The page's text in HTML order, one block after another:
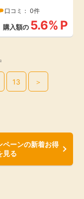
口コミ： 0件
購入額の 5.6% P
13 ＞
ペーンの新着お得
見る